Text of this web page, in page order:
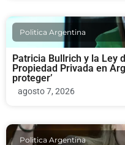
Politica Argentina
Patricia Bullrich y la Ley
Propiedad Privada en
proteger’
agosto 7, 2026
Politica Argentina